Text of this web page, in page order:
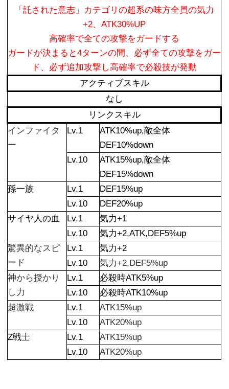
「託された意志」カテゴリの超系の味方全員の気力
+2、ATK30%UP
高確率で全ての攻撃をガードする
ガードが決まると4ターンの間、必ず全ての攻撃をガー
ド、必ず追加攻撃し高確率で必殺技が発動
アクティブスキル
なし
リンクスキル
インファイタ
ー
Lv.1
ATK10%up,敵全体
DEF10%down
Lv.10
ATK15%up,敵全体
DEF15%down
孫一族
Lv.1
DEF15%up
Lv.10
DEF20%up
サイヤ人の血
Lv.1
気力+1
Lv.10
気力+2,ATK,DEF5%up
驚異的なスピ
ード
Lv.1
気力+2
Lv.10
気力+2,DEF5%up
神から授かり
し力
Lv.1
必殺時ATK5%up
Lv.10
必殺時ATK10%up
超激戦
Lv.1
ATK15%up
Lv.10
ATK20%up
Z戦士
Lv.1
ATK15%up
Lv.10
ATK20%up